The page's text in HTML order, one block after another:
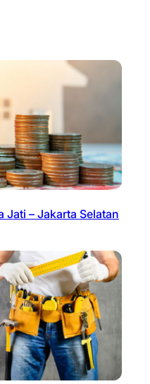
Jati – Jakarta Selatan